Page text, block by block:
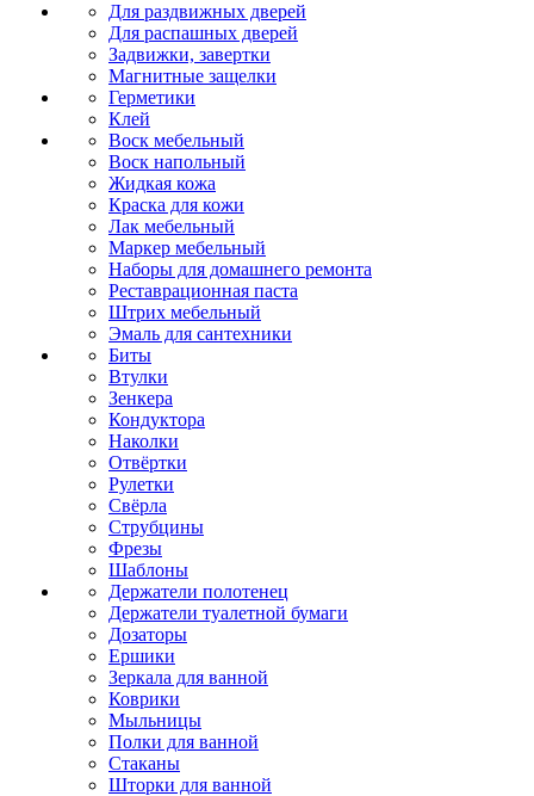
Для раздвижных дверей
Для распашных дверей
Задвижки, завертки
Магнитные защелки
Герметики
Клей
Воск мебельный
Воск напольный
Жидкая кожа
Краска для кожи
Лак мебельный
Маркер мебельный
Наборы для домашнего ремонта
Реставрационная паста
Штрих мебельный
Эмаль для сантехники
Биты
Втулки
Зенкера
Кондуктора
Наколки
Отвёртки
Рулетки
Свёрла
Струбцины
Фрезы
Шаблоны
Держатели полотенец
Держатели туалетной бумаги
Дозаторы
Ершики
Зеркала для ванной
Коврики
Мыльницы
Полки для ванной
Стаканы
Шторки для ванной